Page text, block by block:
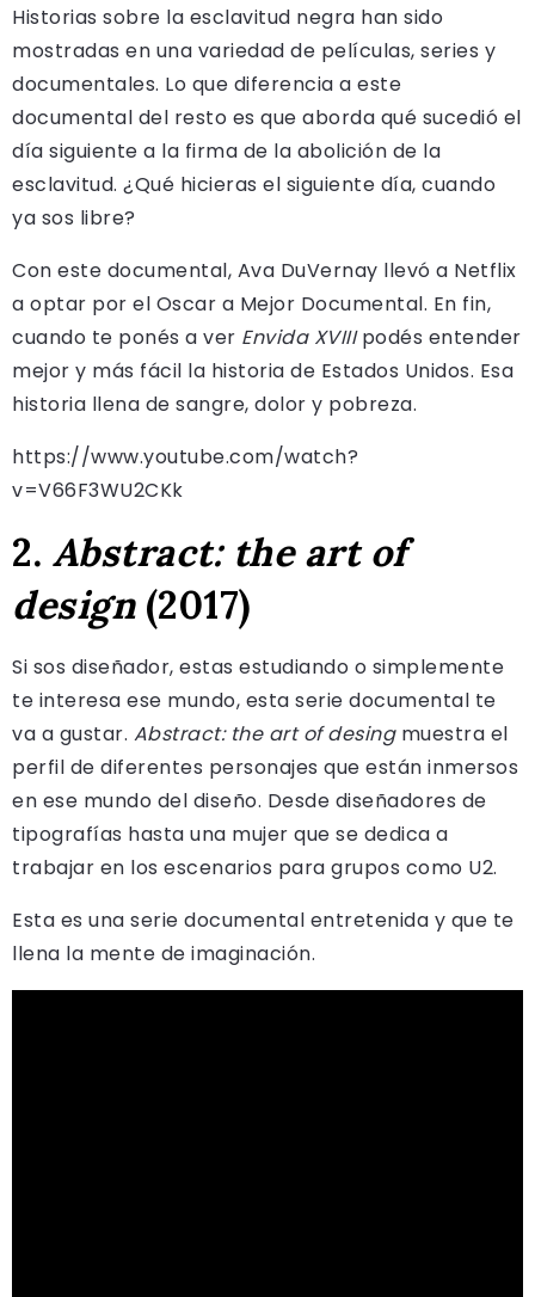
Historias sobre la esclavitud negra han sido
mostradas en una variedad de películas, series y
documentales. Lo que diferencia a este
documental del resto es que aborda qué sucedió el
día siguiente a la firma de la abolición de la
esclavitud. ¿Qué hicieras el siguiente día, cuando
ya sos libre?
Con este documental, Ava DuVernay llevó a Netflix
a optar por el Oscar a Mejor Documental. En fin,
cuando te ponés a ver Envida XVIIIpodés entender
mejor y más fácil la historia de Estados Unidos. Esa
historia llena de sangre, dolor y pobreza.
https://www.youtube.com/watch?
v=V66F3WU2CKk
2. Abstract: the art of
design(2017)
Si sos diseñador, estas estudiando o simplemente
te interesa ese mundo, esta serie documental te
va a gustar. Abstract: the art of desingmuestra el
perfil de diferentes personajes que están inmersos
en ese mundo del diseño. Desde diseñadores de
tipografías hasta una mujer que se dedica a
trabajar en los escenarios para grupos como U2.
Esta es una serie documental entretenida y que te
llena la mente de imaginación.